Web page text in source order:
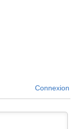
Connexion